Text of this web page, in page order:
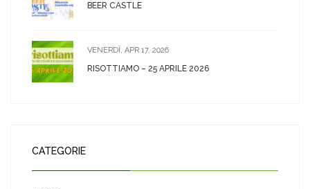
BEER CASTLE
VENERDÌ, APR 17, 2026
RISOTTIAMO – 25 APRILE 2026
CATEGORIE